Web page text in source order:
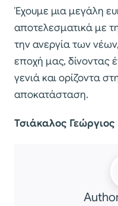
Έχουμε μια μεγάλη
αποτελεσματικά με
την ανεργία των
εποχή μας, δίνοντας
γενιά και ορίζοντα
αποκατάσταση.
Τσιάκαλος Γεώργιος